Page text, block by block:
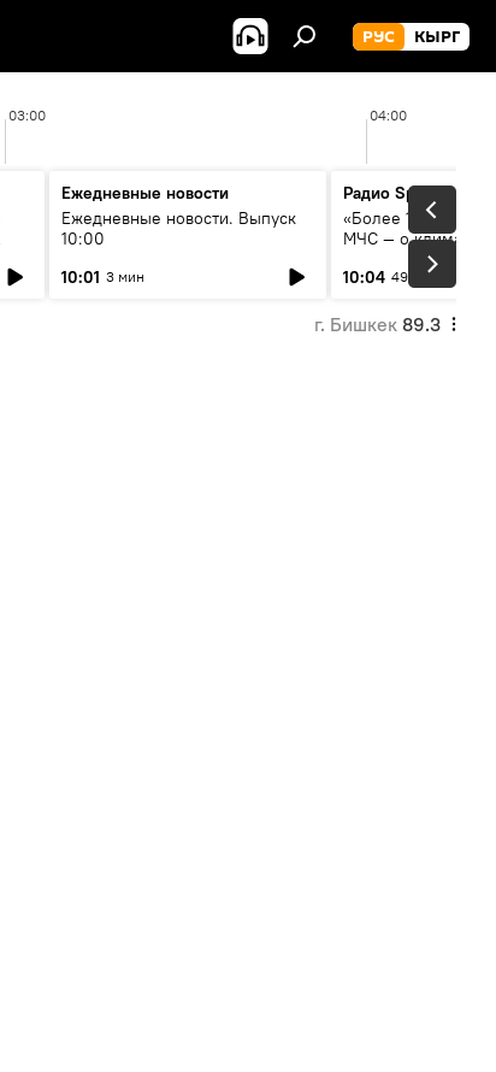
РУС КЫРГ
03:00 04:00
Ежедневные новости
Ежедневные новости. Выпуск
10:00
10:01 3 мин
Радио Sputnik
«Более 1200 сёл в
МЧС — о климате,
системе
населения
10:04 49 мин
г. Бишкек 89.3